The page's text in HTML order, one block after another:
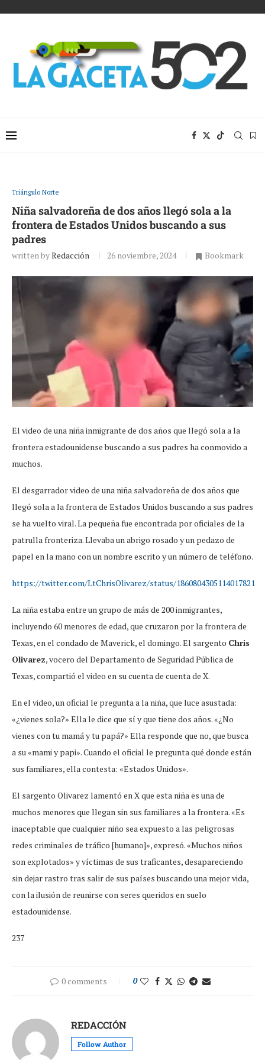
Triángulo Norte
Niña salvadoreña de dos años llegó sola a la
frontera de Estados Unidos buscando a sus
padres
written byRedacción 26 noviembre, 2024 Bookmark
El video de una niña inmigrante de dos años que llegó sola a la
frontera estadounidense buscando a sus padres ha conmovido a
muchos.
El desgarrador video de una niña salvadoreña de dos años que
llegó sola a la frontera de Estados Unidos buscando a sus padres
se ha vuelto viral. La pequeña fue encontrada por oficiales de la
patrulla fronteriza. Llevaba un abrigo rosado y un pedazo de
papel en la mano con un nombre escrito y un número de teléfono.
https://twitter.com/LtChrisOlivarez/status/1860804305114017821
La niña estaba entre un grupo de más de 200 inmigrantes,
incluyendo 60 menores de edad, que cruzaron por la frontera de
Texas, en el condado de Maverick, el domingo. El sargento Chris
Olivarez, vocero del Departamento de Seguridad Pública de
Texas, compartió el video en su cuenta de cuenta de X.
En el video, un oficial le pregunta a la niña, que luce asustada:
«¿vienes sola?» Ella le dice que sí y que tiene dos años. «¿No
vienes con tu mamá y tu papá?» Ella responde que no, que busca
a su «mami y papi». Cuando el oficial le pregunta qué donde están
sus familiares, ella contesta: «Estados Unidos».
El sargento Olivarez lamentó en X que esta niña es una de
muchos menores que llegan sin sus familiares a la frontera. «Es
inaceptable que cualquier niño sea expuesto a las peligrosas
redes criminales de tráfico [humano]», expresó. «Muchos niños
son explotados» y víctimas de sus traficantes, desapareciendo
sin dejar rastro tras salir de sus países buscando una mejor vida,
con la ilusión de reunirse con seres queridos en suelo
estadounidense.
237
0 comments 0
REDACCIÓN
Follow Author